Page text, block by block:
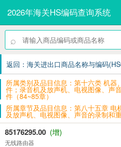
2026年海关HS编码查询系统
⌕
返回：海关进出口商品名称与编码
所属类别及品目信息：第十六类 机器
件；录音机及放声机、电视图像、声
件（84~85章）
所属章节及品目信息：第八十五章
及放声机、电视图像、声音的录制和
85176295.00 (增)
无线路由器